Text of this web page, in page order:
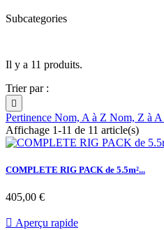
Subcategories
Il y a 11 produits.
Trier par :

Pertinence Nom, A à Z Nom, Z à A
Affichage 1-11 de 11 article(s)
COMPLETE RIG PACK de 5.5m²...
Prix
405,00 €
 Aperçu rapide